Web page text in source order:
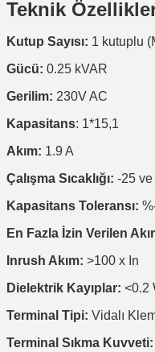
Teknik
Kutup Sayısı: 1 kutuplu
Gücü: 0.25 kVAR
Gerilim: 230V AC
Kapasitans: 1*15,1
Akım: 1.9 A
Çalışma Sıcaklığı: -25 ve
Kapasitans Toleransı:
En Fazla İzin Verilen
Inrush Akım: >100 x In
Dielektrik Kayıplar: <0.2
Terminal Tipi: Vidalı
Terminal Sıkma Kuvveti: